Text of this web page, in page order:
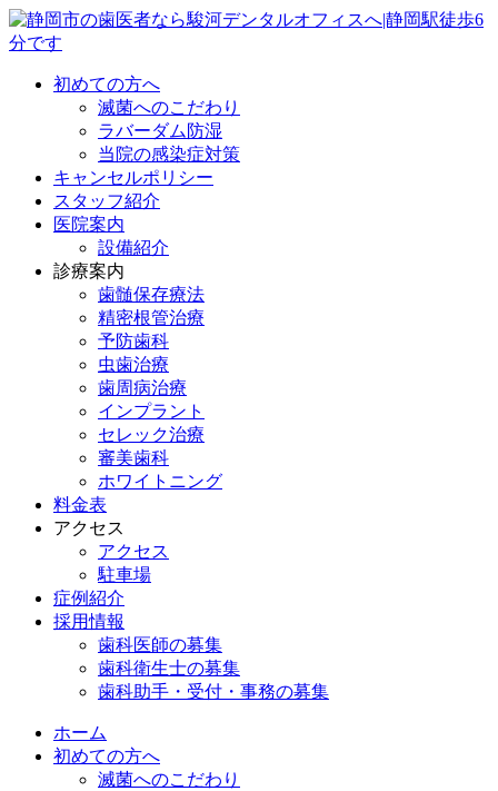
初めての方へ
滅菌へのこだわり
ラバーダム防湿
当院の感染症対策
キャンセルポリシー
スタッフ紹介
医院案内
設備紹介
診療案内
歯髄保存療法
精密根管治療
予防歯科
虫歯治療
歯周病治療
インプラント
セレック治療
審美歯科
ホワイトニング
料金表
アクセス
アクセス
駐車場
症例紹介
採用情報
歯科医師の募集
歯科衛生士の募集
歯科助手・受付・事務の募集
ホーム
初めての方へ
滅菌へのこだわり